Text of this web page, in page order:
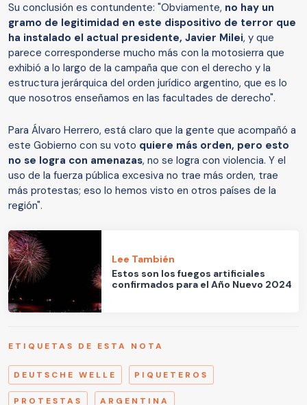
Su conclusión es contundente: "Obviamente, no hay un
gramo de legitimidad en este dispositivo de terror que
ha instalado el actual presidente, Javier Milei, y que
parece corresponderse mucho más con la motosierra que
exhibió a lo largo de la campaña que con el derecho y la
estructura jerárquica del orden jurídico argentino, que es lo
que nosotros enseñamos en las facultades de derecho".
Para Álvaro Herrero, está claro que la gente que acompañó a
este Gobierno con su voto quiere más orden, pero esto
no se logra con amenazas, no se logra con violencia. Y el
uso de la fuerza pública excesiva no trae más orden, trae
más protestas; eso lo hemos visto en otros países de la
región".
Lee También
Estos son los fuegos artificiales
confirmados para el Año Nuevo 2024
ETIQUETAS DE ESTA NOTA
DEUTSCHE WELLE PIQUETEROS
PROTESTAS ARGENTINA